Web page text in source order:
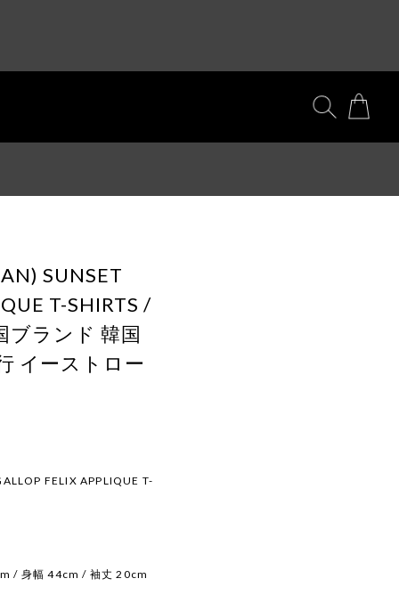
SUNSET
T-SHIRTS /
ブランド 韓国
イーストロー
FELIX APPLIQUE T-
/ 身幅 44cm / 袖丈 20cm